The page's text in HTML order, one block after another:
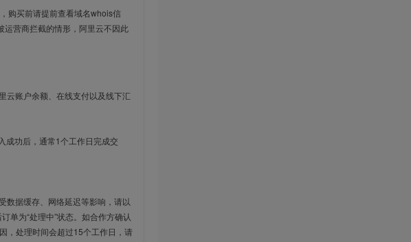
购买前请提前查看域名whois信
运营商拦截的情形，阿里云不因此
云账户余额、在线支付以及线下汇
成功后，通常1个工作日完成交
数据缓存、网络延迟等影响，请以
单为“处理中”状态。如合作方确认
，处理时间会超过15个工作日，请